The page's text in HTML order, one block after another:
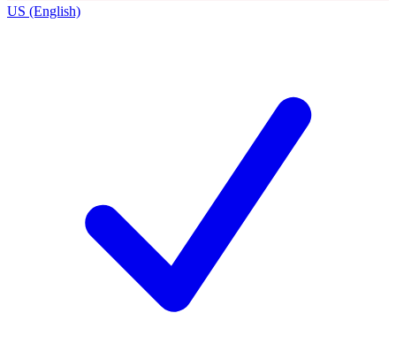
US (English)